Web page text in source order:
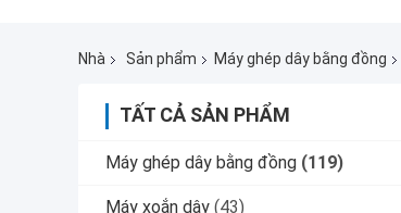
Nhà Sản phẩm Máy ghép dây bằng đồng
TẤT CẢ SẢN PHẨM
Máy ghép dây bằng đồng (119)
Máy xoắn dây (43)